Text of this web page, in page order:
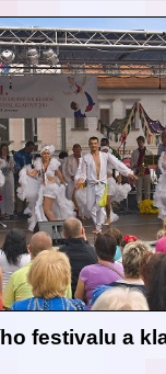
festivalu a